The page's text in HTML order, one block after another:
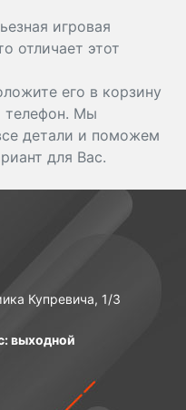
игровая
отличает этот
его в корзину
телефон. Мы
детали и поможем
для Вас.
Купревича, 1/3
выходной